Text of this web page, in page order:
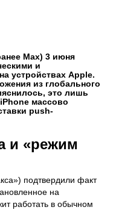
Max) 3 июня
и
устройствах Apple.
из глобального
это лишь
массово
push-
и «режим
подтвердили факт
на
работать в обычном